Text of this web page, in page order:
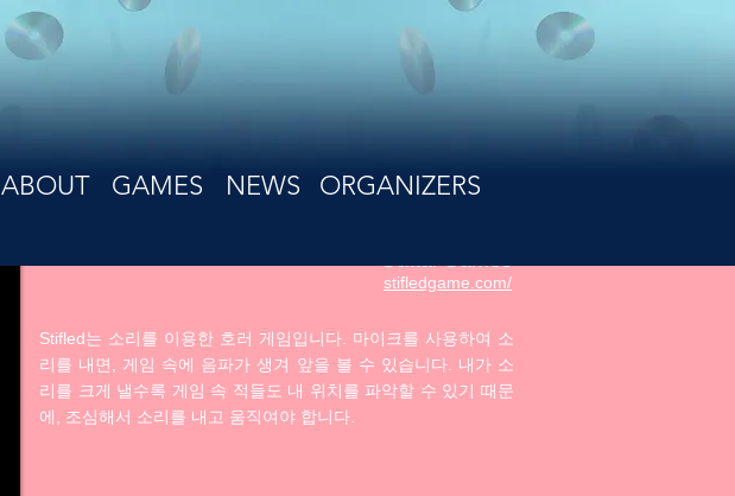
ABOUT GAMES NEWS ORGANIZERS
Gattai Games
stifledgame.com/
Stifled는 소리를 이용한 호러 게임입니다. 마이크를 사용하여 소
리를 내면, 게임 속에 음파가 생겨 앞을 볼 수 있습니다. 내가 소
리를 크게 낼수록 게임 속 적들도 내 위치를 파악할 수 있기 때문
에, 조심해서 소리를 내고 움직여야 합니다.